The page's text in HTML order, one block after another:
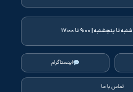
شنبه تا پنجشنبه | ۹:۰۰ تا ۱۷:۰۰
اینستاگرام
تماس با ما